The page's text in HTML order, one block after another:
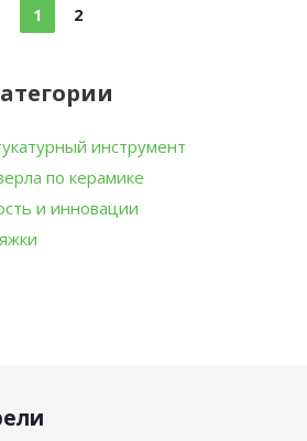
1 2
инструмент
по керамике
и инновации